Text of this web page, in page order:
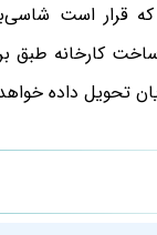
که قرار است
کارخانه طبق